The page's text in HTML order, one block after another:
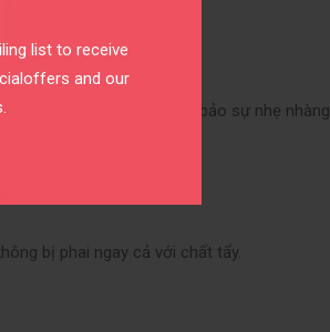
list to receive
and our
áo dài, nhưng để đảm bảo sự nhẹ nhàng
bị phai ngay cả với chất tẩy.